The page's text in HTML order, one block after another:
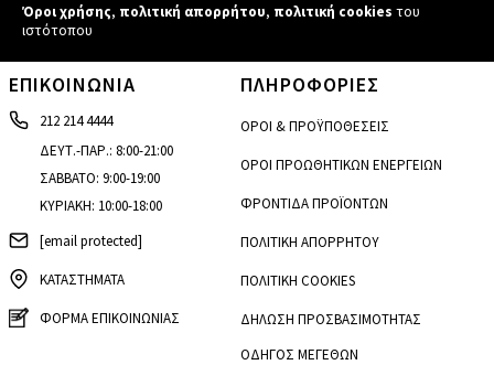
Όροι χρήσης, πολιτική απορρήτου, πολιτική cookies του
ιστότοπου
ΕΠΙΚΟΙΝΩΝΙΑ
212 214 4444
ΔΕΥΤ.-ΠΑΡ.: 8:00-21:00
ΣΑΒΒΑΤΟ: 9:00-19:00
ΚΥΡΙΑΚΗ: 10:00-18:00
[email protected]
ΚΑΤΑΣΤΗΜΑΤΑ
ΦΟΡΜΑ ΕΠΙΚΟΙΝΩΝΙΑΣ
ΠΛΗΡΟΦΟΡΙΕΣ
ΟΡΟΙ & ΠΡΟΫΠΟΘΕΣΕΙΣ
ΟΡΟΙ ΠΡΟΩΘΗΤΙΚΩΝ ΕΝΕΡΓΕΙΩΝ
ΦΡΟΝΤΙΔΑ ΠΡΟΪΟΝΤΩΝ
ΠΟΛΙΤΙΚΗ ΑΠΟΡΡΗΤΟΥ
ΠΟΛΙΤΙΚΗ COOKIES
ΔΗΛΩΣΗ ΠΡΟΣΒΑΣΙΜΟΤΗΤΑΣ
ΟΔΗΓΟΣ ΜΕΓΕΘΩΝ